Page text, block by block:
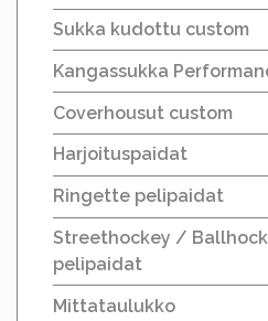
Sukka kudottu custom
Kangassukka
Coverhousut custom
Harjoituspaidat
Ringette pelipaidat
Streethockey /
pelipaidat
Mittataulukko